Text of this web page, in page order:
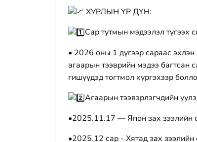
ХУРЛЫН ҮР ДҮН:
Сар тутмын мэдээлэл түгээх
• 2026 оны 1 дүгээр сараас эхлэн
агаарын тээврийн мэдээ
гишүүдэд тогтмол хүргэхээр
Агаарын тээвэрлэгчдийн
•2025.11.17 — Япон зах зээлийн
•2025.12 сар - Хятад зах зээлийн